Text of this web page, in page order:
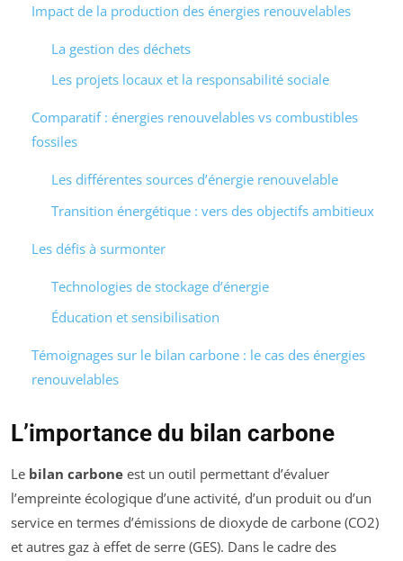
Impact de la production des énergies renouvelables
La gestion des déchets
Les projets locaux et la responsabilité sociale
Comparatif : énergies renouvelables vs combustibles
fossiles
Les différentes sources d’énergie renouvelable
Transition énergétique : vers des objectifs ambitieux
Les défis à surmonter
Technologies de stockage d’énergie
Éducation et sensibilisation
Témoignages sur le bilan carbone : le cas des énergies
renouvelables
L’importance du bilan carbone
Le bilan carbone est un outil permettant d’évaluer
l’empreinte écologique d’une activité, d’un produit ou d’un
service en termes d’émissions de dioxyde de carbone (CO2)
et autres gaz à effet de serre (GES). Dans le cadre des